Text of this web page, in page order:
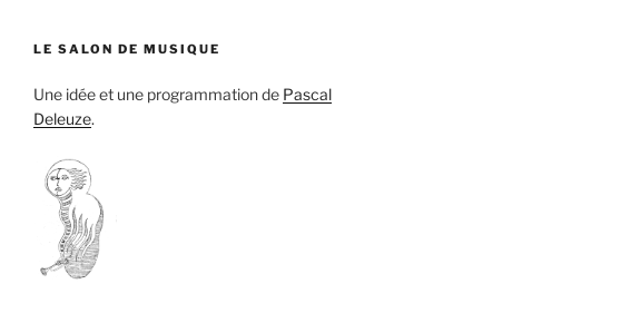
LE SALON DE MUSIQUE
Une idée et une programmation de Pascal
Deleuze.